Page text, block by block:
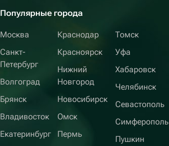
Популярные города
Москва
Санкт-
Петербург
Волгоград
Брянск
Владивосток
Екатеринбург
Краснодар
Красноярск
Нижний
Новгород
Новосибирск
Омск
Пермь
Томск
Уфа
Хабаровск
Челябинск
Севастополь
Симферополь
Пушкин